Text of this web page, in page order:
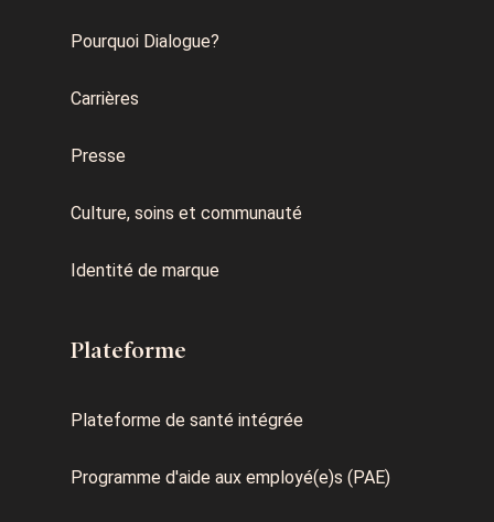
Pourquoi Dialogue?
Carrières
Presse
Culture, soins et communauté
Identité de marque
Plateforme
Plateforme de santé intégrée
Programme d'aide aux employé(e)s (PAE)